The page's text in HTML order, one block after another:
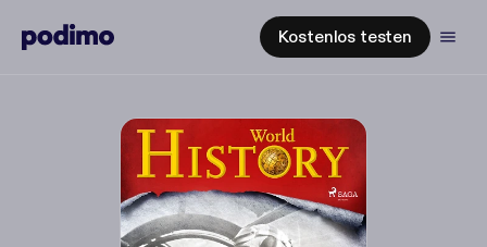
Kostenlos testen